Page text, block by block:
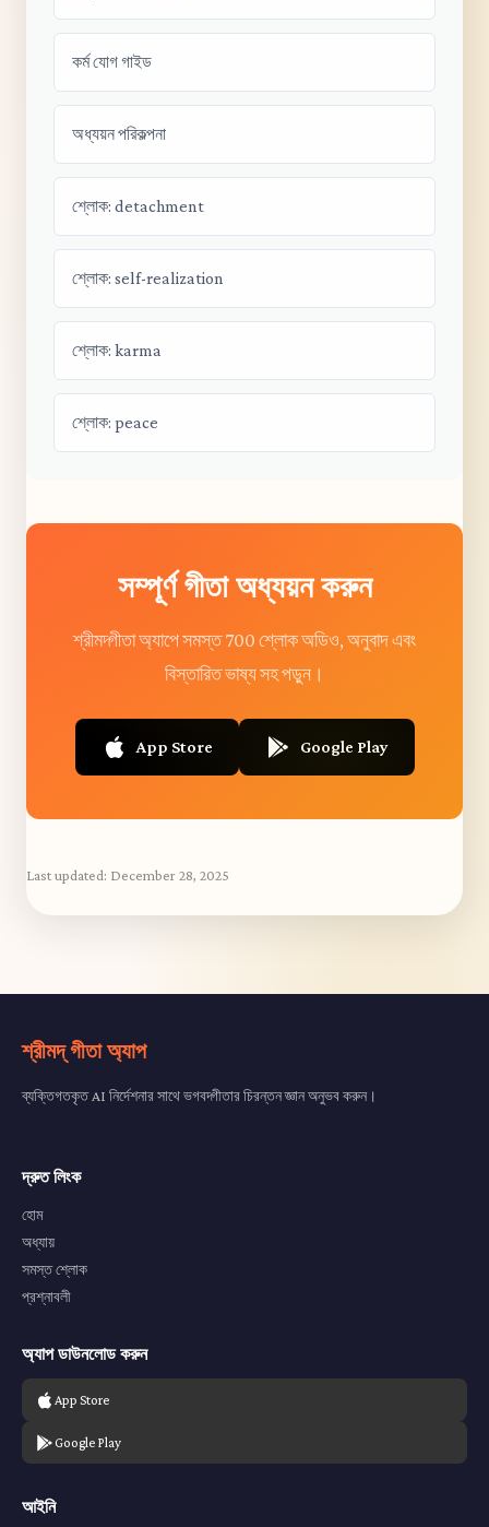
কর্ম যোগ গাইড
অধ্যয়ন পরিকল্পনা
শ্লোক: detachment
শ্লোক: self-realization
শ্লোক: karma
শ্লোক: peace
সম্পূর্ণ গীতা অধ্যয়ন করুন
শ্রীমদ্গীতা অ্যাপে সমস্ত 700 শ্লোক অডিও, অনুবাদ এবং
বিস্তারিত ভাষ্য সহ পড়ুন।
App Store Google Play
Last updated: December 28, 2025
শ্রীমদ্ গীতা অ্যাপ
ব্যক্তিগতকৃত AI নির্দেশনার সাথে ভগবদ্গীতার চিরন্তন জ্ঞান অনুভব করুন।
দ্রুত লিংক
হোম
অধ্যায়
সমস্ত শ্লোক
প্রশ্নাবলী
অ্যাপ ডাউনলোড করুন
App Store
Google Play
আইনি